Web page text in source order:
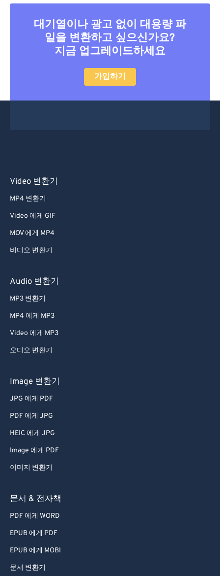
대기열이나 광고 없이 대용량 파
일을 변환하고 싶으신가요?
지금 업그레이드하세요
가입하기
Video 변환기
MP4 변환기
Video 에게 GIF
MOV 에게 MP4
비디오 변환기
Audio 변환기
MP3 변환기
MP4 에게 MP3
Video 에게 MP3
오디오 변환기
Image 변환기
JPG 에게 PDF
PDF 에게 JPG
HEIC 에게 JPG
Image 에게 PDF
이미지 변환기
문서 & 전자책
PDF 에게 WORD
EPUB 에게 PDF
EPUB 에게 MOBI
문서 변환기